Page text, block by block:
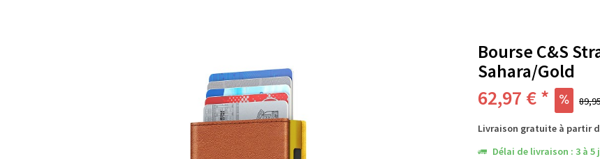
Bourse C&S
Sahara/Gold
62,97 € *
Livraison gratuite à partir
Délai de livraison : 3 à